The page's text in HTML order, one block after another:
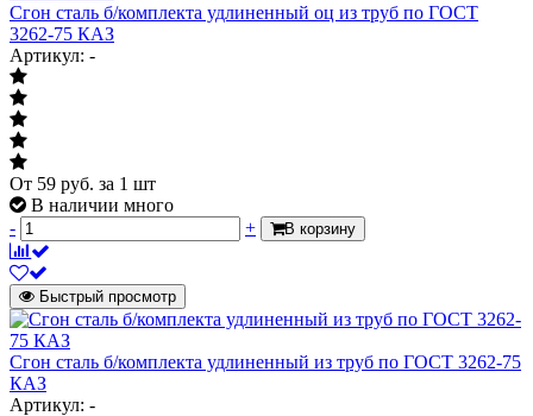
Сгон сталь б/комплекта удлиненный оц из труб по ГОСТ
3262-75 КАЗ
Артикул: -
От 59 руб. за 1 шт
В наличии много
-
+ В корзину
Быстрый просмотр
Сгон сталь б/комплекта удлиненный из труб по ГОСТ 3262-75
КАЗ
Артикул: -